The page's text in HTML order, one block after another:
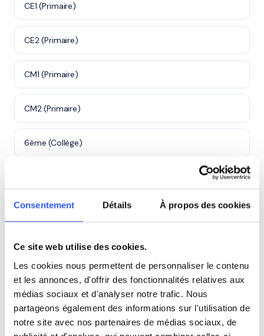
Consentement Détails À propos des cookies
Ce site web utilise des cookies.
Les cookies nous permettent de personnaliser le contenu
et les annonces, d'offrir des fonctionnalités relatives aux
médias sociaux et d'analyser notre trafic. Nous
partageons également des informations sur l'utilisation de
notre site avec nos partenaires de médias sociaux, de
CE1 (Primaire)
CE2 (Primaire)
CM1 (Primaire)
CM2 (Primaire)
6ème (Collège)
4ème (Collège)
3ème (Collège)
Seconde (Lycée)
Première (Lycée)